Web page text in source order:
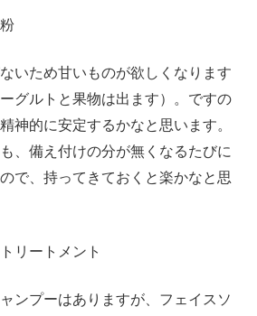
いため甘いものが欲しくなります
グルトと果物は出ます）。ですの
神的に安定するかなと思います。
、備え付けの分が無くなるたびに
で、持ってきておくと楽かなと思
リートメント
ンプーはありますが、フェイスソ